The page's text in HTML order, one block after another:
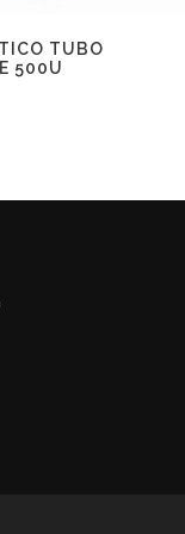
TUBO
500U